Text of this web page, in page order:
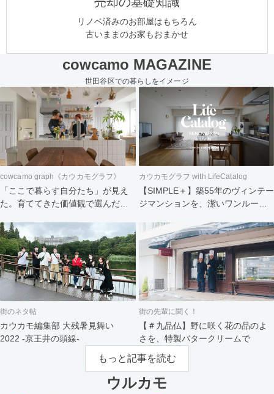
リノベ済みのお部屋はもちろん
古いままのお家もおまかせ
cowcamo MAGAZINE
世田谷区での暮らしをイメージ
cowcamo graph《カウカモグラフ》
「ここで暮らす自分たち」が見え
た。育ててきた価値観で選んだ住
カウカモグラフ with LifeCatalog
【SIMPLE＋】築55年のヴィンテー
ジマンションを、潔いワンルーム
らし
街のネタ帖
カウカモ編集部 大残暑見舞い
2022 -京王井の頭線-
街の先輩に聞く！
【＃九品仏】野に咲く花の品のよ
さを、特製バタークリームで
もっと記事を読む
ウルカモ